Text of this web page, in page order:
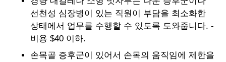
선천성 심장병이 있는 직원이 부담을 최소화한
상태에서 업무를 수행할 수 있도록 도와줍니다. -
비용 $40 이하.
손목골 증후군이 있어서 손목의 움직임에 제한을